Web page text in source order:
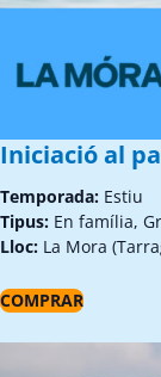
Iniciació al
Temporada: Estiu
Tipus: En família,
Lloc: La Mora
COMPRAR